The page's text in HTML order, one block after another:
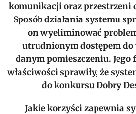
komunikacji oraz przestrzeni
Sposób działania systemu
on wyeliminować
utrudnionym dostępem do
danym pomieszczeniu.
właściwości sprawiły, że
do konkursu Dobry
Jakie korzyści zapewnia